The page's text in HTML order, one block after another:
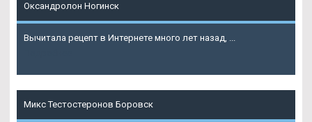
Оксандролон Ногинск
Вычитала рецепт в Интернете много лет назад, ...
Микс Тестостеронов Боровск